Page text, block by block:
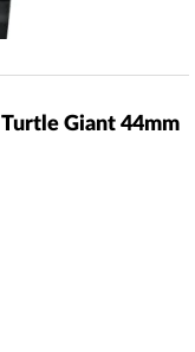
Turtle Giant 44mm